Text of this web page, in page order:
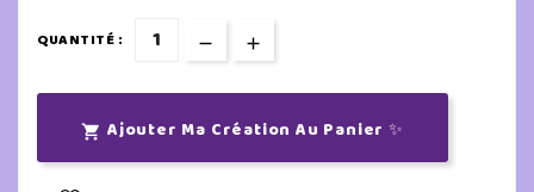
QUANTITÉ :
 Ajouter Ma Création Au Panier ✨